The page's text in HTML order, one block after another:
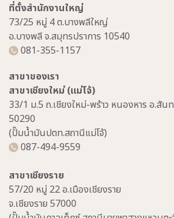
ที่ตั้งสำนักงานใหญ่
73/25 หมู่ 4 ต.บางพลีใหญ่
อ.บางพลี จ.สมุทรปราการ 10540
081-355-1157
สาขาของเรา
สาขาเชียงใหม่ (แม่โจ้)
33/1 ม.5 ถ.เชียงใหม่-พร้าว หนองหาร อ.สันท
50290
(ปั๊มน้ำมันปตท.สถานีแม่โจ้)
087-494-9559
สาขาเชียงราย
57/20 หมู่ 22 อ.เมืองเชียงราย
จ.เชียงราย 57000